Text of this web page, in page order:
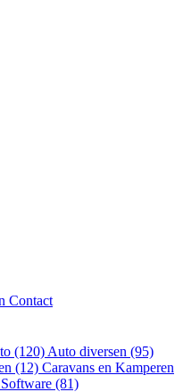
Contact
(120) Auto diversen (95)
(12) Caravans en Kamperen
(81)